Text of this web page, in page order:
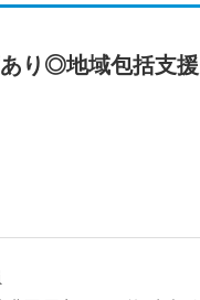
り◎地域包括支